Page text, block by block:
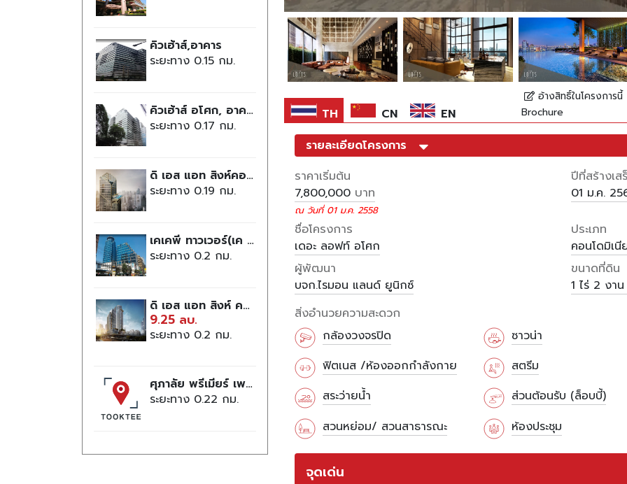
คิวเฮ้าส์,อาคาร
ระยะทาง 0.15
คิวเฮ้าส์ อโศก, อาคาร
ระยะทาง 0.17
ดิ เอส แอท สิงห์คอมเพล็กซ์
ระยะทาง 0.19
เคเคพี ทาวเวอร์(เค เทาวเวอร์), อาคาร
ระยะทาง 0.2
ดิ เอส แอท สิงห์ คอมเพล็กซ์
9.25 ลบ.
ระยะทาง 0.2
ศุภาลัย พรีเมียร์ เพลส (อโศก)
ระยะทาง 0.22
*ภาพประกอบการโฆ
TH CN EN
อ้างสิทธิ์ในโครงการนี้
Brochure
รายละเอียดโครงการ
ราคาเริ่มต้น
7,800,000 บาท
ณ วันที่ 01 ม.ค. 2558
ปีที่สร้างเส
01 ม.ค.
ชื่อโครงการ
เดอะ ลอฟท์ อโศก
ประเภท
คอนโดมิเนี
ผู้พัฒนา
บจก.ไรมอน แลนด์ ยูนิกซ์
ขนาดที่ดิน
1 ไร่ 2 งาน
สิ่งอำนวยความสะดวก
กล้องวงจรปิด
ซาวน่า
ฟิตเนส /ห้องออกกำลังกาย
สตรีม
สระว่ายน้ำ
ส่วนต้อนรับ (ล็อบบี้)
สวนหย่อม/ สวนสาธารณะ
ห้องประชุม
จุดเด่น